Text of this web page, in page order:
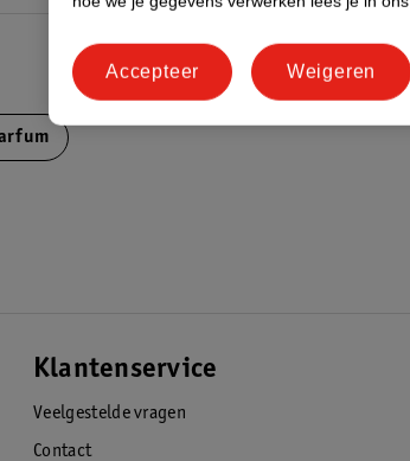
Klantenservice
Veelgestelde vragen
Contact
Weigeren
Accepteer